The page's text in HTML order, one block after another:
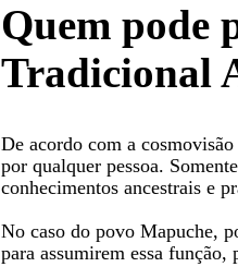
Quem pode
Tradicional
De acordo com a
por qualquer pessoa.
conhecimentos ancestrais e
No caso do povo Mapuche,
para assumirem essa